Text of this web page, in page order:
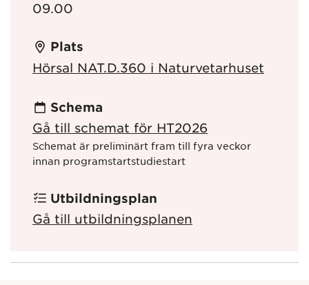
09.00
Plats
Hörsal NAT.D.360 i Naturvetarhuset
Schema
Gå till schemat för HT2026
Schemat är preliminärt fram till fyra veckor
innan programstartstudiestart
Utbildningsplan
Gå till utbildningsplanen